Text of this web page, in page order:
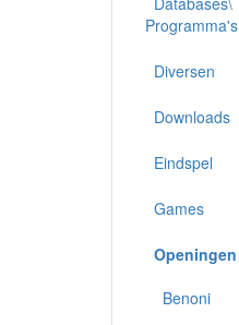
Programma's
Diversen
Downloads
Eindspel
Games
Openingen
Benoni